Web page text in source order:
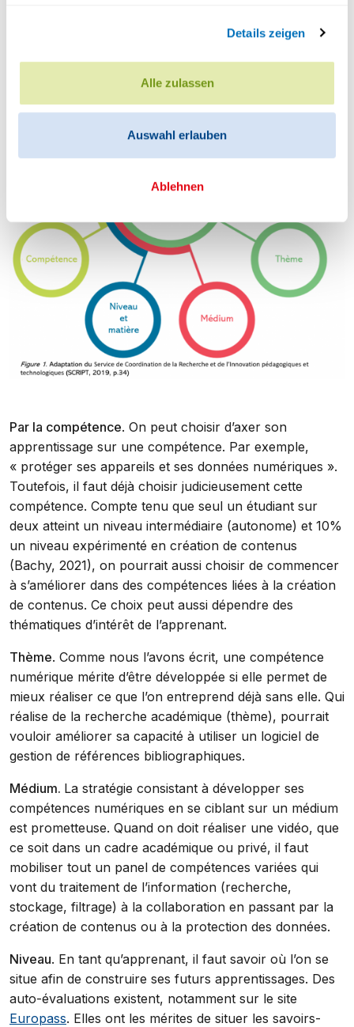
Details zeigen
Alle zulassen
Auswahl erlauben
Ablehnen
compétences numériques. Voici quatre approches
inspirées d’un document du Service de Coordination de
la Recherche et de l’Innovation pédagogiques et
pédagogiques visant à promouvoir l’éducation aux
vocation à être suivies de manière rigide, mais adaptées
par chacun au gré des situations.
Par la compétence. On peut choisir d’axer son
apprentissage sur une compétence. Par exemple,
« protéger ses appareils et ses données numériques ».
Toutefois, il faut déjà choisir judicieusement cette
compétence. Compte tenu que seul un étudiant sur
deux atteint un niveau intermédiaire (autonome) et 10%
un niveau expérimenté en création de contenus
(Bachy, 2021), on pourrait aussi choisir de commencer
à s’améliorer dans des compétences liées à la création
de contenus. Ce choix peut aussi dépendre des
thématiques d’intérêt de l’apprenant.
Thème. Comme nous l’avons écrit, une compétence
numérique mérite d’être développée si elle permet de
mieux réaliser ce que l’on entreprend déjà sans elle. Qui
réalise de la recherche académique (thème), pourrait
vouloir améliorer sa capacité à utiliser un logiciel de
gestion de références bibliographiques.
Médium. La stratégie consistant à développer ses
compétences numériques en se ciblant sur un médium
est prometteuse. Quand on doit réaliser une vidéo, que
ce soit dans un cadre académique ou privé, il faut
mobiliser tout un panel de compétences variées qui
vont du traitement de l’information (recherche,
stockage, filtrage) à la collaboration en passant par la
création de contenus ou à la protection des données.
Niveau. En tant qu’apprenant, il faut savoir où l’on se
situe afin de construire ses futurs apprentissages. Des
auto-évaluations existent, notamment sur le site
Europass. Elles ont les mérites de situer les savoirs-